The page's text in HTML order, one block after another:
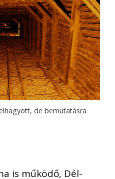
de bemutatásra
is működő, Dél-